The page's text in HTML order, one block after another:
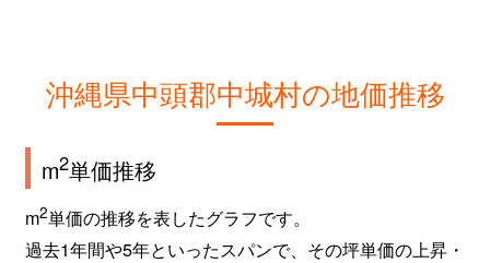
沖縄県中頭郡中城村の地価推移
m2単価推移
m2単価の推移を表したグラフです。
過去1年間や5年といったスパンで、その坪単価の上昇・